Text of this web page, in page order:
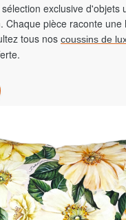
exclusive d'objets
Chaque pièce raconte une
tous nos coussins de